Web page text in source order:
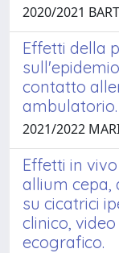
2020/2021
Effetti della
contatto
ambulatorio.
2021/2022
Effetti in
allium cepa,
su cicatrici
clinico,
ecografico.